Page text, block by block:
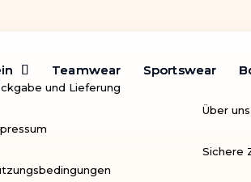
Teamwear Sportswear
Teamwear Sportswear
und Lieferung
Über uns
Sichere